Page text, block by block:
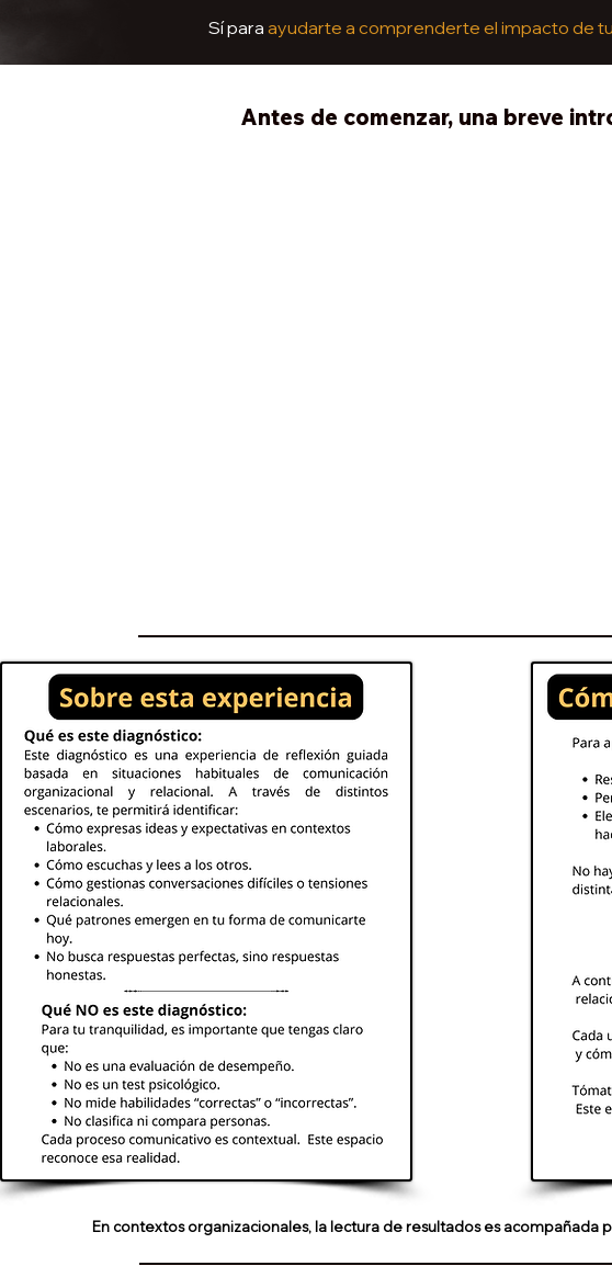
Sí para ayudarte a comprenderte el impacto de
Antes de comenzar, una breve
En contextos organizacionales, la lectura de resultados es acompañada